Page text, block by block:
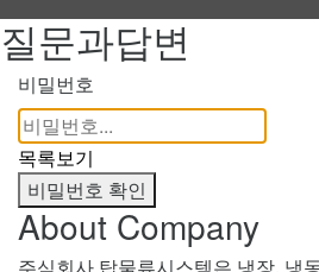
질문과답변
비밀번호
목록보기
비밀번호 확인
About Company
주식회사 탑물류시스템은 냉장, 냉